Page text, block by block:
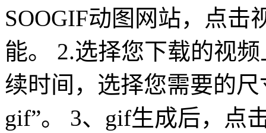
SOOGIF动图网站，点
能。 2.选择您下载的视
续时间，选择您需要的
gif”。 3、gif生成后，点